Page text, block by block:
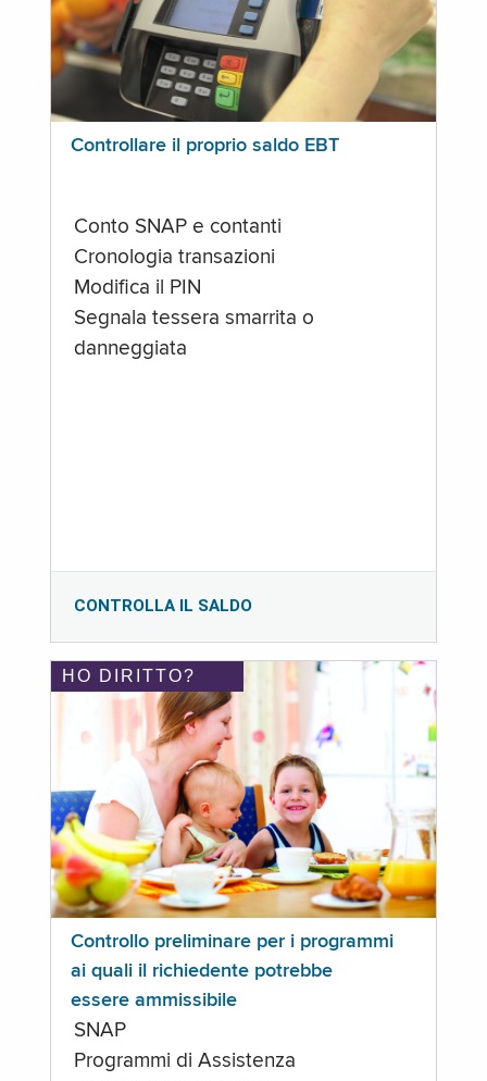
Controllare il proprio saldo EBT
Conto SNAP e contanti
Cronologia transazioni
Modifica il PIN
Segnala tessera smarrita o
danneggiata
CONTROLLA IL SALDO
HO DIRITTO?
Controllo preliminare per i programmi
ai quali il richiedente potrebbe
essere ammissibile
SNAP
Programmi di Assistenza